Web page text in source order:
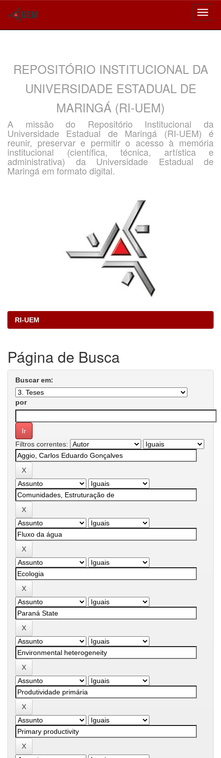
REPOSITÓRIO INSTITUCIONAL DA
UNIVERSIDADE ESTADUAL DE
MARINGÁ (RI-UEM)
A missão do Repositório Institucional da
Universidade Estadual de Maringá (RI-UEM) é
reunir, preservar e permitir o acesso à memória
institucional (científica, técnica, artística e
administrativa) da Universidade Estadual de
Maringá em formato digital.
RI-UEM
Página de Busca
Buscar em:
por
Filtros correntes: